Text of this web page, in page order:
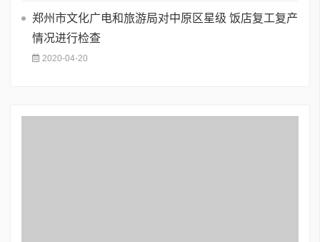
郑州市文化广电和旅游局对中原区星级 饭店复工复产
情况进行检查
2020-04-20